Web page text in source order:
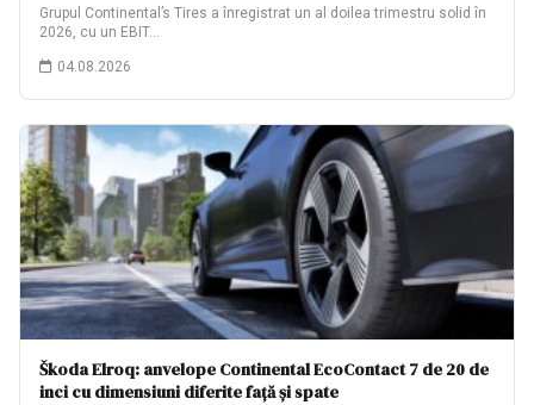
Grupul Continental’s Tires a înregistrat un al doilea trimestru solid în
2026, cu un EBIT…
04.08.2026
Škoda Elroq: anvelope Continental EcoContact 7 de 20 de
inci cu dimensiuni diferite față și spate